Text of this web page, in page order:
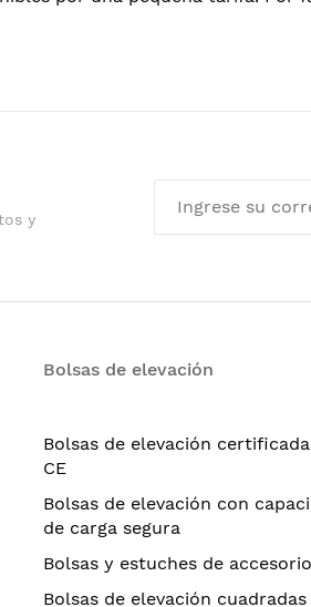
y
Bolsas de elevación
Bolsas de elevación
CE
Bolsas de elevación con
de carga segura
Bolsas y estuches de
Bolsas de elevación cuadradas